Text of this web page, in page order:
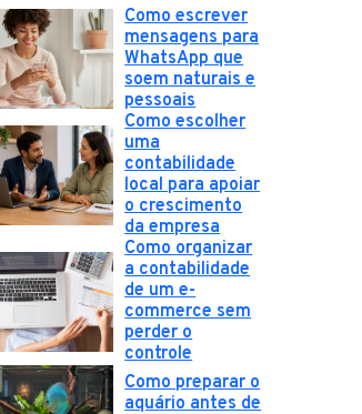
Como escrever
mensagens para
WhatsApp que
soem naturais e
pessoais
Como escolher
uma
contabilidade
local para apoiar
o crescimento
da empresa
Como organizar
a contabilidade
de um e-
commerce sem
perder o
controle
Como preparar o
aquário antes de